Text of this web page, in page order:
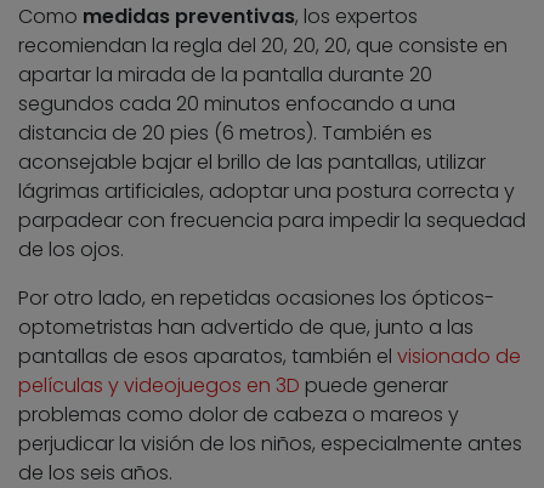
Como medidas preventivas, los expertos
recomiendan la regla del 20, 20, 20, que consiste en
apartar la mirada de la pantalla durante 20
segundos cada 20 minutos enfocando a una
distancia de 20 pies (6 metros). También es
aconsejable bajar el brillo de las pantallas, utilizar
lágrimas artificiales, adoptar una postura correcta y
parpadear con frecuencia para impedir la sequedad
de los ojos.
Por otro lado, en repetidas ocasiones los ópticos-
optometristas han advertido de que, junto a las
pantallas de esos aparatos, también el visionado de
películas y videojuegos en 3D puede generar
problemas como dolor de cabeza o mareos y
perjudicar la visión de los niños, especialmente antes
de los seis años.